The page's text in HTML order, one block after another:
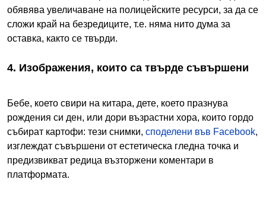
обявява увеличаване на полицейските ресурси, за да се
сложи край на безредиците, т.е. няма нито дума за
оставка, както се твърди.
4. Изображения, които са твърде съвършени
Бебе, което свири на китара, дете, което празнува
рождения си ден, или дори възрастни хора, които гордо
събират картофи: тези снимки, споделени във Facebook,
изглеждат съвършени от естетическа гледна точка и
предизвикват редица възторжени коментари в
платформата.